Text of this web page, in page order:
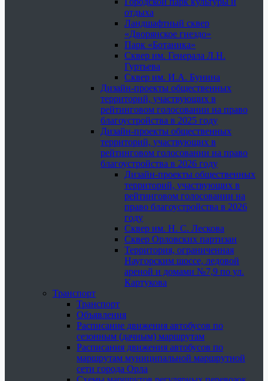
отдыха
Ландшафтный сквер
«Дворянское гнездо»
Парк «Ботаника»
Сквер им. Генерала Л.Н.
Гуртьева
Сквер им. И.А. Бунина
Дизайн-проекты общественных
территорий, участвующих в
рейтинговом голосовании на право
благоустройства в 2025 году
Дизайн-проекты общественных
территорий, участвующих в
рейтинговом голосовании на право
благоустройства в 2026 году
Дизайн-проекты общественных
территорий, участвующих в
рейтинговом голосовании на
право благоустройства в 2026
году
Сквер им. Н. С. Лескова
Сквер Орловских партизан
Территория, ограниченная
Наугорским шоссе, ледовой
ареной и домами №7,9 по ул.
Картукова
Транспорт
Транспорт
Объявления
Расписание движения автобусов по
сезонным (дачным) маршрутам
Расписания движения автобусов по
маршрутам муниципальной маршрутной
сети города Орла